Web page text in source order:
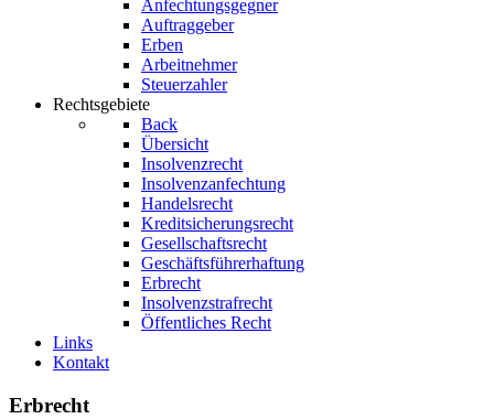
Anfechtungsgegner
Auftraggeber
Erben
Arbeitnehmer
Steuerzahler
Rechtsgebiete
Back
Übersicht
Insolvenzrecht
Insolvenzanfechtung
Handelsrecht
Kreditsicherungsrecht
Gesellschaftsrecht
Geschäftsführerhaftung
Erbrecht
Insolvenzstrafrecht
Öffentliches Recht
Links
Kontakt
Erbrecht